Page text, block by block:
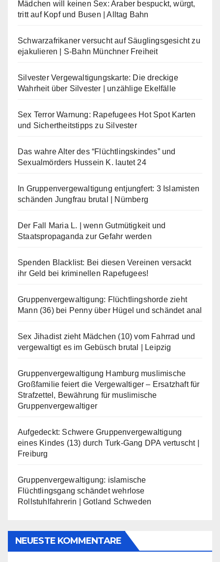
Mädchen will keinen Sex: Araber bespuckt, würgt,
tritt auf Kopf und Busen | Alltag Bahn
Schwarzafrikaner versucht auf Säuglingsgesicht zu
ejakulieren | S-Bahn Münchner Freiheit
Silvester Vergewaltigungskarte: Die dreckige
Wahrheit über Silvester | unzählige Ekelfälle
Sex Terror Warnung: Rapefugees Hot Spot Karten
und Sichertheitstipps zu Silvester
Das wahre Alter des “Flüchtlingskindes” und
Sexualmörders Hussein K. lautet 24
In Gruppenvergewaltigung entjungfert: 3 Islamisten
schänden Jungfrau brutal | Nürnberg
Der Fall Maria L. | wenn Gutmütigkeit und
Staatspropaganda zur Gefahr werden
Spenden Blacklist: Bei diesen Vereinen versackt
ihr Geld bei kriminellen Rapefugees!
Gruppenvergewaltigung: Flüchtlingshorde zieht
Mann (36) bei Penny über Hügel und schändet anal
Sex Jihadist zieht Mädchen (10) vom Fahrrad und
vergewaltigt es im Gebüsch brutal | Leipzig
Gruppenvergewaltigung Hamburg muslimische
Großfamilie feiert die Vergewaltiger – Ersatzhaft für
Strafzettel, Bewährung für muslimische
Gruppenvergewaltiger
Aufgedeckt: Schwere Gruppenvergewaltigung
eines Kindes (13) durch Turk-Gang DPA vertuscht |
Freiburg
Gruppenvergewaltigung: islamische
Flüchtlingsgang schändet wehrlose
Rollstuhlfahrerin | Gotland Schweden
NEUESTE KOMMENTARE